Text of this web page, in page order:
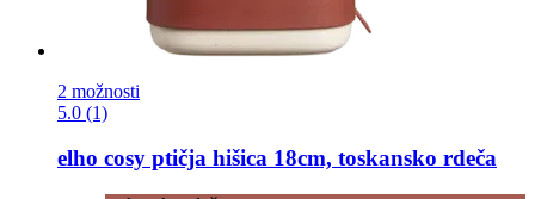
2 možnosti
5.0 (1)
elho cosy ptičja hišica 18cm, toskansko rdeča